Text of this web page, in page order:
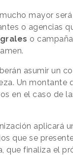
mayor
o agencias
o
asumir un
Un montante
en el caso de
aplicará
que se
que finaliza el